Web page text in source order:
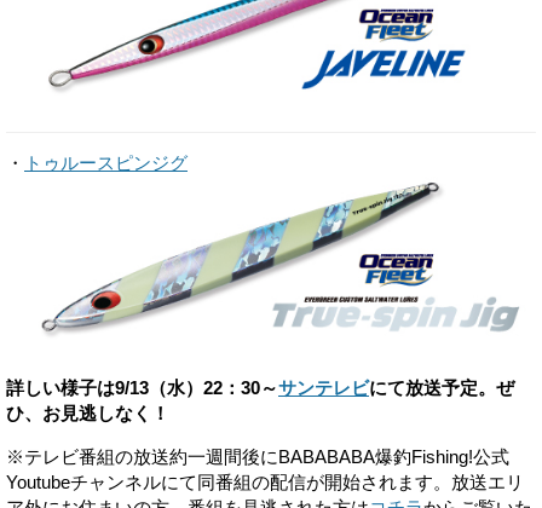
・ トゥルースピンジグ
詳しい様子は9/13（水）22：30～サンテレビにて放送予定。ぜ
ひ、お見逃しなく！
※テレビ番組の放送約一週間後にBABABABA爆釣Fishing!公式
Youtubeチャンネルにて同番組の配信が開始されます。放送エリ